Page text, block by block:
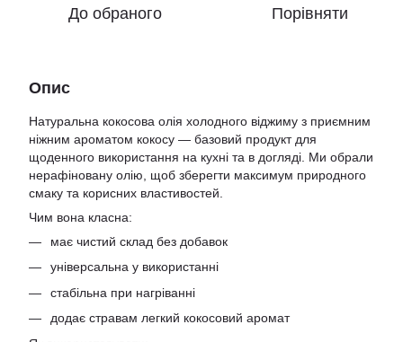
До обраного Порівняти
Опис
Натуральна кокосова олія холодного віджиму з приємним
ніжним ароматом кокосу — базовий продукт для
щоденного використання на кухні та в догляді. Ми обрали
нерафіновану олію, щоб зберегти максимум природного
смаку та корисних властивостей.
Чим вона класна:
має чистий склад без добавок
універсальна у використанні
стабільна при нагріванні
додає стравам легкий кокосовий аромат